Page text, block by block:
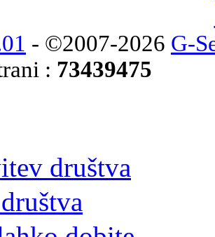
- ©2007-2026 G-
: 73439475
društva